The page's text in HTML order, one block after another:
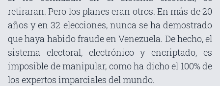
retiraran. Pero los planes eran otros. En más de 20
años y en 32 elecciones, nunca se ha demostrado
que haya habido fraude en Venezuela. De hecho, el
sistema electoral, electrónico y encriptado, es
imposible de manipular, como ha dicho el 100% de
los expertos imparciales del mundo.